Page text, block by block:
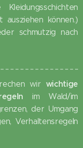
können.)
schmutzig nach
wir wichtige
im Wald/im
der Umgang
Verhaltensregeln